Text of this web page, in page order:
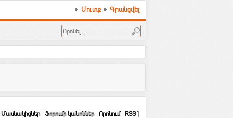
Մուտք Գրանցվել
Մասնակիցներ· Ֆորումի կանոններ· Որոնում· RSS]